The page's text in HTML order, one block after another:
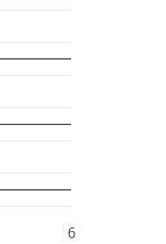
6